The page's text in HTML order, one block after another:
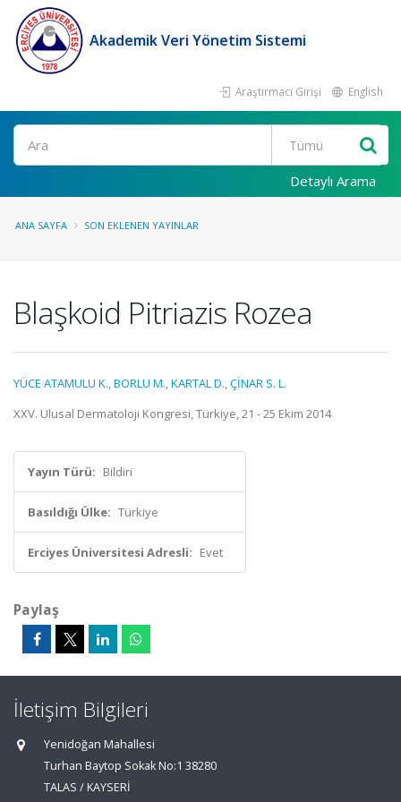
Akademik Veri Yönetim Sistemi
Araştırmacı Girişi English
Ara
Detaylı Arama
ANA SAYFA SON EKLENEN YAYINLAR
Blaşkoid Pitriazis Rozea
YÜCE ATAMULU K.,BORLU M.,KARTAL D.,ÇİNAR S. L.
XXV. Ulusal Dermatoloji Kongresi, Türkiye, 21 - 25 Ekim 2014
Yayın Türü: Bildiri
Basıldığı Ülke: Türkiye
Erciyes Üniversitesi Adresli: Evet
Paylaş
İletişim Bilgileri
Yenidoğan Mahallesi
Turhan Baytop Sokak No:1 38280
TALAS / KAYSERİ